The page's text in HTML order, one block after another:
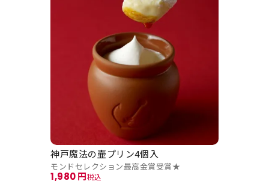
モンドセレクション最高金賞受賞★
神戸魔法の壷プリン4個入
1,980 税込